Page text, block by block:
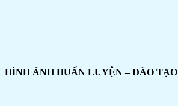
HÌNH ẢNH HUẤN LUYỆN – ĐÀO TẠO